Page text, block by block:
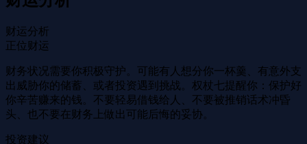
财运分析
正位财运
财务状况需要你积极守护。可能有人想分你一杯羹、有意外支
出威胁你的储蓄、或者投资遇到挑战。权杖七提醒你：保护好
你辛苦赚来的钱。不要轻易借钱给人、不要被推销话术冲昏
头、也不要在财务上做出可能后悔的妥协。
投资建议